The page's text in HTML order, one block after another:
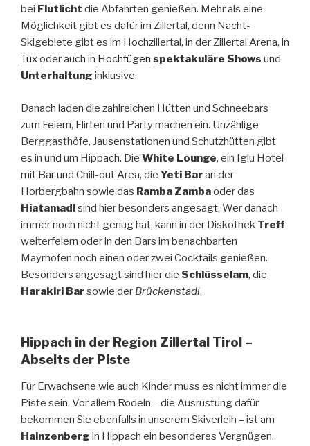
bei Flutlicht die Abfahrten genießen. Mehr als eine
Möglichkeit gibt es dafür im Zillertal, denn Nacht-
Skigebiete gibt es im Hochzillertal, in der Zillertal Arena, in
Tuxoder auch in Hochfügen spektakuläre Shows und
Unterhaltung inklusive.
Danach laden die zahlreichen Hütten und Schneebars
zum Feiern, Flirten und Party machen ein. Unzählige
Berggasthöfe, Jausenstationen und Schutzhütten gibt
es in und um Hippach. Die White Lounge, ein Iglu Hotel
mit Bar und Chill-out Area, die Yeti Baran der
Horbergbahn sowie das Ramba Zambaoder das
Hiatamadlsind hier besonders angesagt. Wer danach
immer noch nicht genug hat, kann in der Diskothek Treff
weiterfeiern oder in den Bars im benachbarten
Mayrhofen noch einen oder zwei Cocktails genießen.
Besonders angesagt sind hier die Schlüsselam, die
Harakiri Barsowie der Brückenstadl.
Hippach in der Region Zillertal Tirol –
Abseits der Piste
Für Erwachsene wie auch Kinder muss es nicht immer die
Piste sein. Vor allem Rodeln – die Ausrüstung dafür
bekommen Sie ebenfalls in unserem Skiverleih – ist am
Hainzenberg in Hippach ein besonderes Vergnügen.